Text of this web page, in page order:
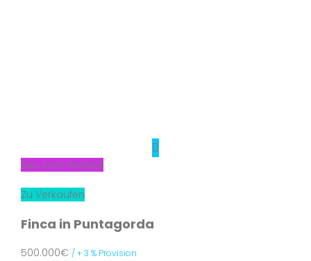
Neu zum Verkauf
Zu Verkaufen
Finca in Puntagorda
500.000€ / + 3 % Provision